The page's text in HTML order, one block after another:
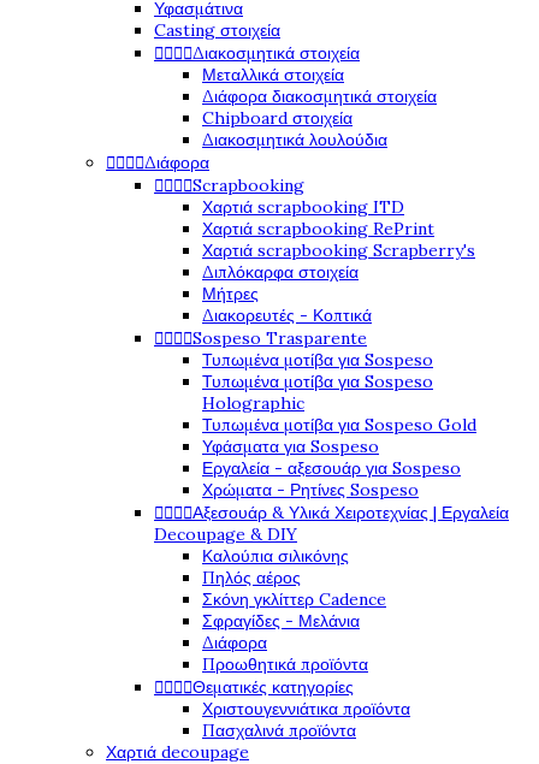
Υφασμάτινα
Casting στοιχεία
Διακοσμητικά στοιχεία
Μεταλλικά στοιχεία
Διάφορα διακοσμητικά στοιχεία
Chipboard στοιχεία
Διακοσμητικά λουλούδια
Διάφορα
Scrapbooking
Χαρτιά scrapbooking ITD
Χαρτιά scrapbooking RePrint
Χαρτιά scrapbooking Scrapberry's
Διπλόκαρφα στοιχεία
Μήτρες
Διακορευτές - Κοπτικά
Sospeso Trasparente
Τυπωμένα μοτίβα για Sospeso
Τυπωμένα μοτίβα για Sospeso
Holographic
Τυπωμένα μοτίβα για Sospeso Gold
Υφάσματα για Sospeso
Εργαλεία - αξεσουάρ για Sospeso
Χρώματα - Ρητίνες Sospeso
Αξεσουάρ & Υλικά Χειροτεχνίας | Εργαλεία
Decoupage & DIY
Καλούπια σιλικόνης
Πηλός αέρος
Σκόνη γκλίττερ Cadence
Σφραγίδες - Μελάνια
Διάφορα
Προωθητικά προϊόντα
Θεματικές κατηγορίες
Χριστουγεννιάτικα προϊόντα
Πασχαλινά προϊόντα
Χαρτιά decoupage